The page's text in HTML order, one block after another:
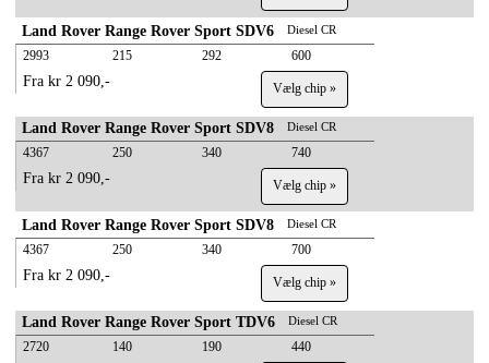
Land Rover Range Rover Sport SDV6 Diesel CR
2993 215 292 600
Fra kr 2 090,- Vælg chip »
Land Rover Range Rover Sport SDV8 Diesel CR
4367 250 340 740
Fra kr 2 090,- Vælg chip »
Land Rover Range Rover Sport SDV8 Diesel CR
4367 250 340 700
Fra kr 2 090,- Vælg chip »
Land Rover Range Rover Sport TDV6 Diesel CR
2720 140 190 440